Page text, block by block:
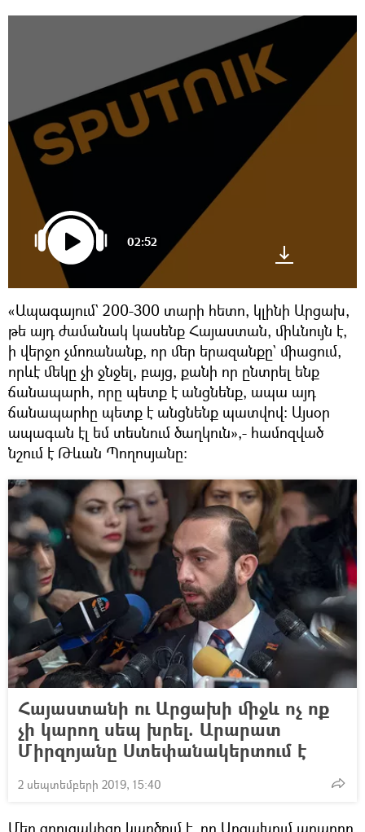
02:52
«Ապագայում` 200-300 տարի հետո, կլինի Արցախ,
թե այդ ժամանակ կասենք Հայաստան, միևնույն է,
ի վերջո չմոռանանք, որ մեր երազանքը` միացում,
որևէ մեկը չի ջնջել, բայց, քանի որ ընտրել ենք
ճանապարհ, որը պետք է անցնենք, ապա այդ
ճանապարհը պետք է անցնենք պատվով: Այսօր
ապագան էլ եմ տեսնում ծաղկուն»,- համոզված
նշում է Թևան Պողոսյանը:
Հայաստանի ու Արցախի միջև ոչ ոք
չի կարող սեպ խրել. Արարատ
Միրզոյանը Ստեփանակերտում է
2 սեպտեմբերի 2019, 15:40
Մեր զրուցակիցը կարծում է, որ Արցախում արարող